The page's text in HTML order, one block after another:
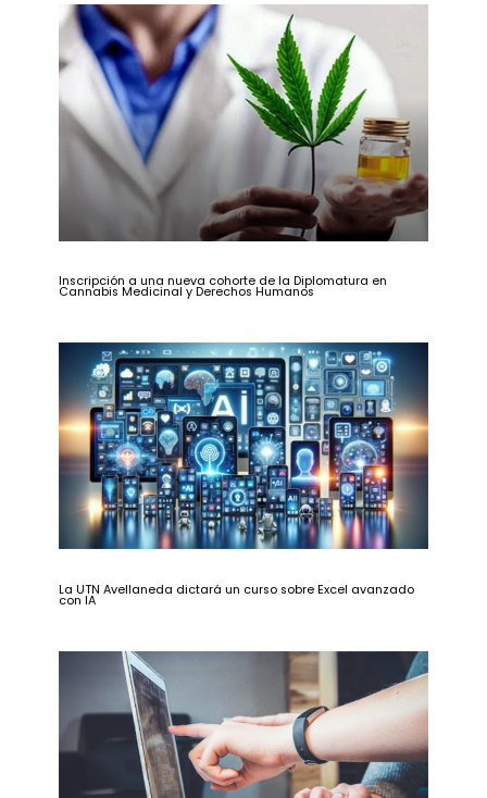
Inscripción a una nueva cohorte de la Diplomatura en
Cannabis Medicinal y Derechos Humanos
La UTN Avellaneda dictará un curso sobre Excel avanzado
con IA